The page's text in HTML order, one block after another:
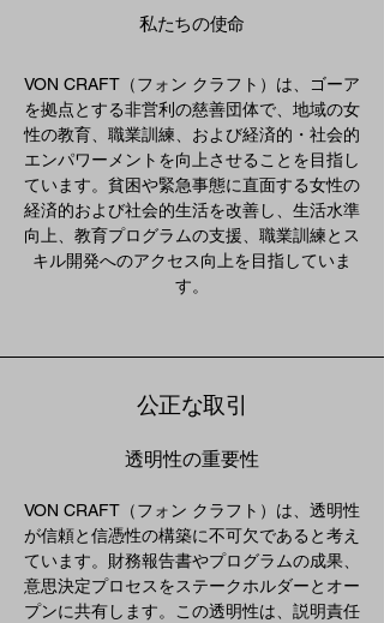
私たちの使命
VON CRAFT（フォン クラフト）は、ゴーア
を拠点とする非営利の慈善団体で、地域の女
性の教育、職業訓練、および経済的・社会的
エンパワーメントを向上させることを目指し
ています。貧困や緊急事態に直面する女性の
経済的および社会的生活を改善し、生活水準
向上、教育プログラムの支援、職業訓練とス
キル開発へのアクセス向上を目指していま
す。
公正な取引
透明性の重要性
VON CRAFT（フォン クラフト）は、透明性
が信頼と信憑性の構築に不可欠であると考え
ています。財務報告書やプログラムの成果、
意思決定プロセスをステークホルダーとオー
プンに共有します。この透明性は、説明責任